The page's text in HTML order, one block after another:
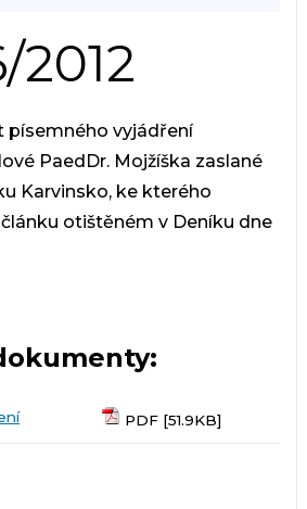
2012
písemného vyjádření
PaedDr. Mojžíška zaslané
Karvinsko, ke kterého
otištěném v Deníku dne
PDF [51.9KB]